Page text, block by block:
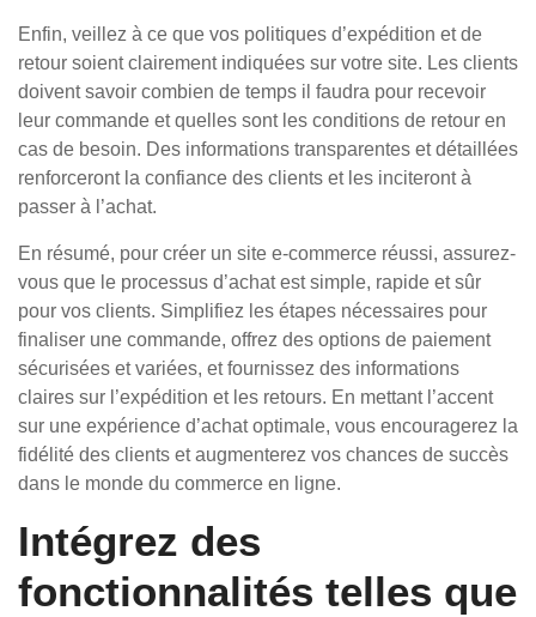
Enfin, veillez à ce que vos politiques d’expédition et de
retour soient clairement indiquées sur votre site. Les clients
doivent savoir combien de temps il faudra pour recevoir
leur commande et quelles sont les conditions de retour en
cas de besoin. Des informations transparentes et détaillées
renforceront la confiance des clients et les inciteront à
passer à l’achat.
En résumé, pour créer un site e-commerce réussi, assurez-
vous que le processus d’achat est simple, rapide et sûr
pour vos clients. Simplifiez les étapes nécessaires pour
finaliser une commande, offrez des options de paiement
sécurisées et variées, et fournissez des informations
claires sur l’expédition et les retours. En mettant l’accent
sur une expérience d’achat optimale, vous encouragerez la
fidélité des clients et augmenterez vos chances de succès
dans le monde du commerce en ligne.
Intégrez des
fonctionnalités telles que